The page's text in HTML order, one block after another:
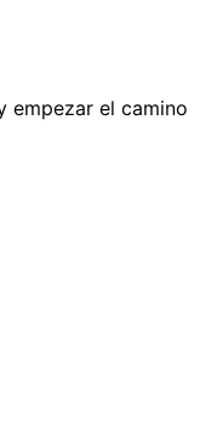
empezar el camino